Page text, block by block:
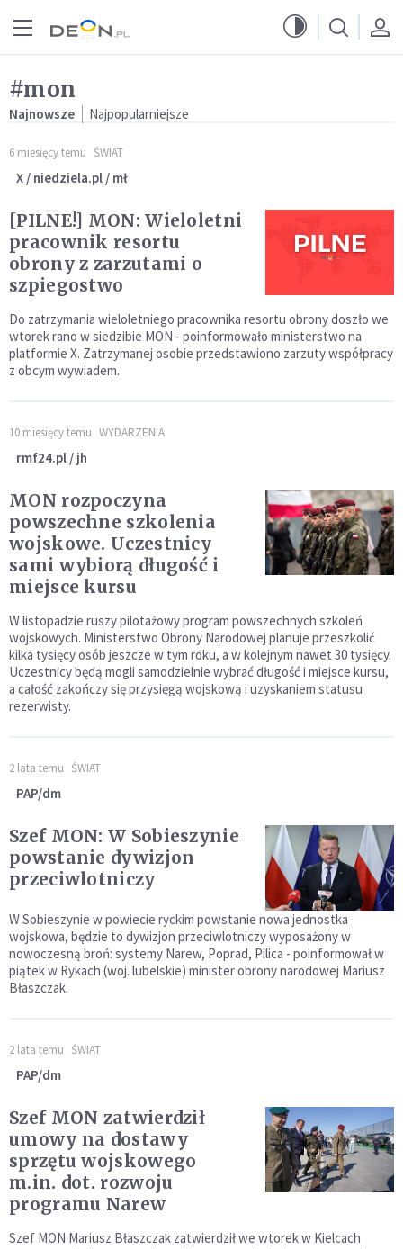
#mon
Najnowsze Najpopularniejsze
6 miesięcy temu ŚWIAT
X / niedziela.pl / mł
[PILNE!] MON: Wieloletni
pracownik resortu
obrony z zarzutami o
szpiegostwo
Do zatrzymania wieloletniego pracownika resortu obrony doszło we
wtorek rano w siedzibie MON - poinformowało ministerstwo na
platformie X. Zatrzymanej osobie przedstawiono zarzuty współpracy
z obcym wywiadem.
10 miesięcy temu WYDARZENIA
rmf24.pl / jh
MON rozpoczyna
powszechne szkolenia
wojskowe. Uczestnicy
sami wybiorą długość i
miejsce kursu
W listopadzie ruszy pilotażowy program powszechnych szkoleń
wojskowych. Ministerstwo Obrony Narodowej planuje przeszkolić
kilka tysięcy osób jeszcze w tym roku, a w kolejnym nawet 30 tysięcy.
Uczestnicy będą mogli samodzielnie wybrać długość i miejsce kursu,
a całość zakończy się przysięgą wojskową i uzyskaniem statusu
rezerwisty.
2 lata temu ŚWIAT
PAP/dm
Szef MON: W Sobieszynie
powstanie dywizjon
przeciwlotniczy
W Sobieszynie w powiecie ryckim powstanie nowa jednostka
wojskowa, będzie to dywizjon przeciwlotniczy wyposażony w
nowoczesną broń: systemy Narew, Poprad, Pilica - poinformował w
piątek w Rykach (woj. lubelskie) minister obrony narodowej Mariusz
Błaszczak.
2 lata temu ŚWIAT
PAP/dm
Szef MON zatwierdził
umowy na dostawy
sprzętu wojskowego
m.in. dot. rozwoju
programu Narew
Szef MON Mariusz Błaszczak zatwierdził we wtorek w Kielcach